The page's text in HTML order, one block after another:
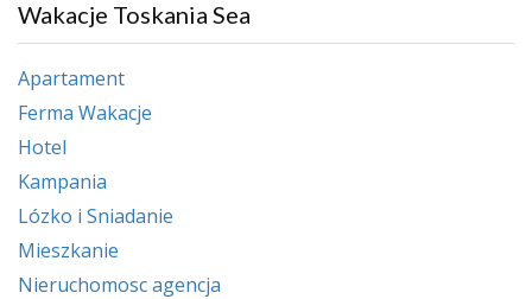
Wakacje Toskania Sea
Apartament
Ferma Wakacje
Hotel
Kampania
Lózko i Sniadanie
Mieszkanie
Nieruchomosc agencja